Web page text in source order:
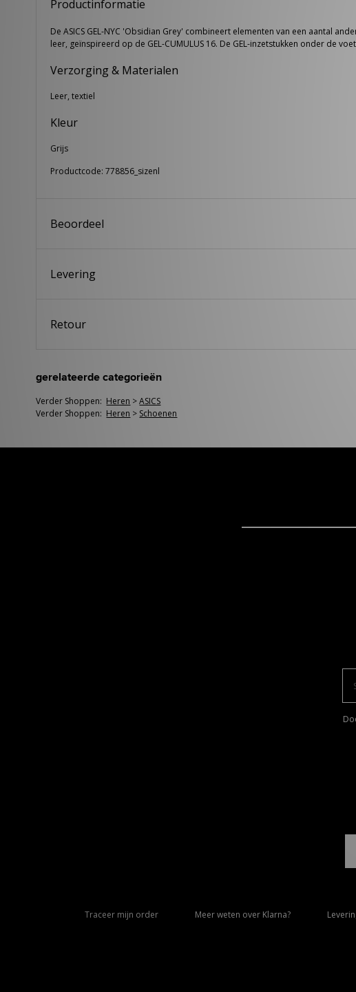
Productinformatie
De ASICS GEL-NYC 'Obsidian Grey' combineert elementen van een aantal
leer, geïnspireerd op de GEL-CUMULUS 16. De GEL-inzetstukken onder de
Verzorging & Materialen
Leer, textiel
Kleur
Grijs
Productcode: 778856_sizenl
Beoordeel
Levering
Retour
gerelateerde categorieën
Verder Shoppen: Heren >ASICS
Verder Shoppen: Heren > Schoenen
Traceer mijn order Meer weten over Klarna?